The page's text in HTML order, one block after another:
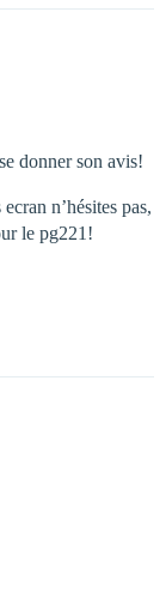
donner son avis!
n’hésites pas,
le pg221!